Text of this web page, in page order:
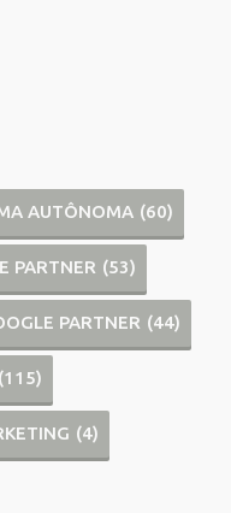
AUTÔNOMA (60)
PARTNER (53)
PARTNER (44)
(115)
(4)